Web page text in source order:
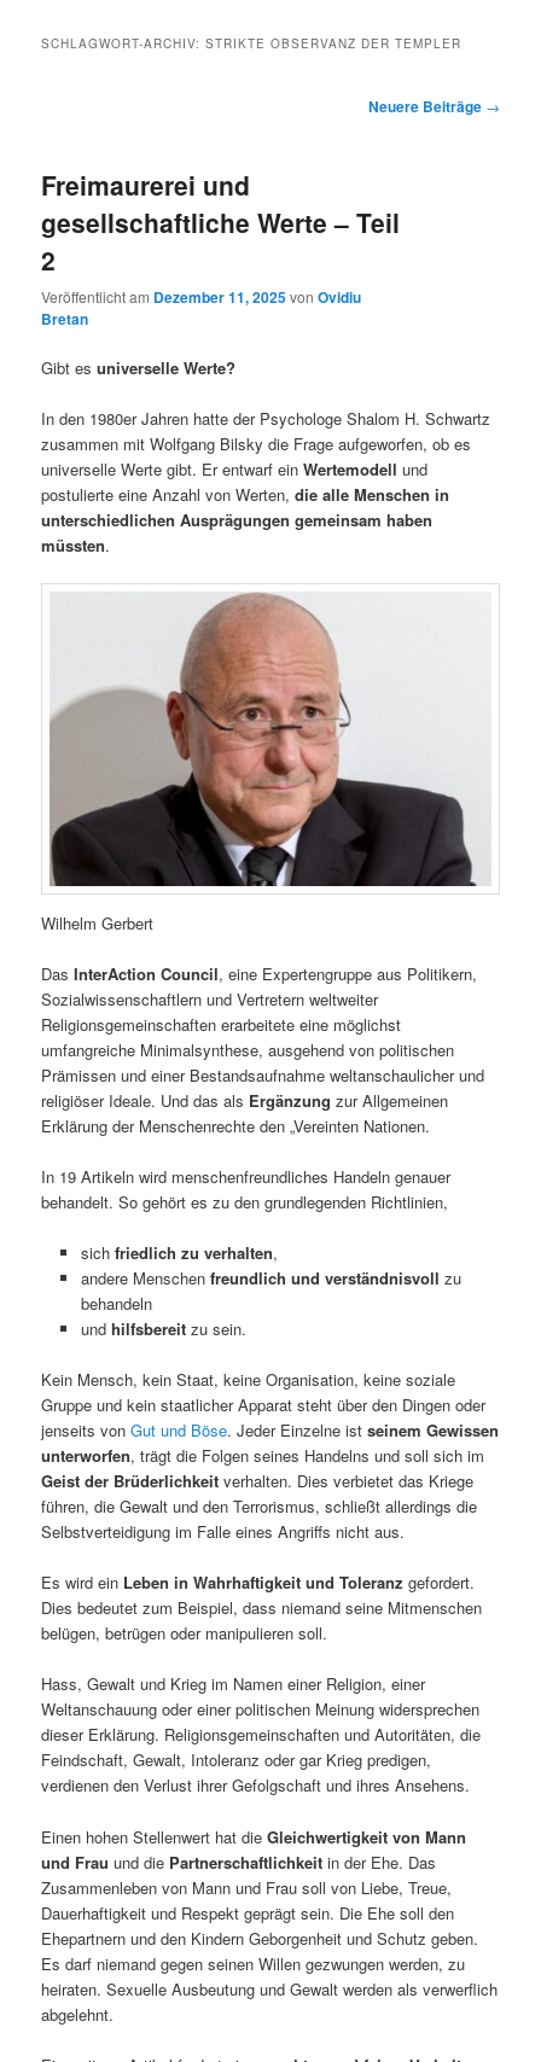
SCHLAGWORT-ARCHIV:STRIKTE OBSERVANZ DER TEMPLER
Neuere Beiträge →
Freimaurerei und
gesellschaftliche Werte – Teil
2
Veröffentlicht am Dezember 11, 2025vonOvidiu
Bretan
Gibt esuniverselle Werte?
In den 1980er Jahren hatte der Psychologe Shalom H. Schwartz
zusammen mit Wolfgang Bilsky die Frage aufgeworfen, ob es
universelle Werte gibt. Er entwarf einWertemodell und
postulierte eine Anzahl von Werten,die alle Menschen in
unterschiedlichen Ausprägungen gemeinsam haben
müssten.
Wilhelm Gerbert
DasInterAction Council, eine Expertengruppe aus Politikern,
Sozialwissenschaftlern und Vertretern weltweiter
Religionsgemeinschaften erarbeitete eine möglichst
umfangreiche Minimalsynthese, ausgehend von politischen
Prämissen und einer Bestandsaufnahme weltanschaulicher und
religiöser Ideale. Und das als Ergänzung zur Allgemeinen
Erklärung der Menschenrechte den „Vereinten Nationen.
In 19 Artikeln wird menschenfreundliches Handeln genauer
behandelt. So gehört es zu den grundlegenden Richtlinien,
sich friedlich zu verhalten,
andere Menschen freundlich und verständnisvoll zu
behandeln
und hilfsbereitzu sein.
Kein Mensch, kein Staat, keine Organisation, keine soziale
Gruppe und kein staatlicher Apparat steht über den Dingen oder
jenseits vonGut und Böse. Jeder Einzelne istseinem Gewissen
unterworfen, trägt die Folgen seines Handelns und soll sich im
Geist der Brüderlichkeit verhalten. Dies verbietet das Kriege
führen, die Gewalt und den Terrorismus, schließt allerdings die
Selbstverteidigung im Falle eines Angriffs nicht aus.
Es wird ein Leben in Wahrhaftigkeit und Toleranz gefordert.
Dies bedeutet zum Beispiel, dass niemand seine Mitmenschen
belügen, betrügen oder manipulieren soll.
Hass, Gewalt und Krieg im Namen einer Religion, einer
Weltanschauung oder einer politischen Meinung widersprechen
dieser Erklärung. Religionsgemeinschaften und Autoritäten, die
Feindschaft, Gewalt, Intoleranz oder gar Krieg predigen,
verdienen den Verlust ihrer Gefolgschaft und ihres Ansehens.
Einen hohen Stellenwert hat dieGleichwertigkeit von Mann
und Frau und die Partnerschaftlichkeit in der Ehe. Das
Zusammenleben von Mann und Frau soll von Liebe, Treue,
Dauerhaftigkeit und Respekt geprägt sein. Die Ehe soll den
Ehepartnern und den Kindern Geborgenheit und Schutz geben.
Es darf niemand gegen seinen Willen gezwungen werden, zu
heiraten. Sexuelle Ausbeutung und Gewalt werden als verwerflich
abgelehnt.